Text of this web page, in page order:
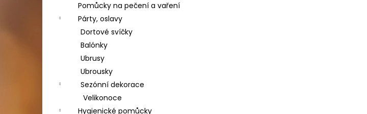
Pomůcky na pečení a vaření
Párty, oslavy
Dortové svíčky
Balónky
Ubrusy
Ubrousky
Sezónní dekorace
Velikonoce
Hygienické pomůcky